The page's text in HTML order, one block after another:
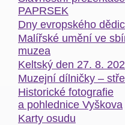
PAPRSEK
Dny evropského
Malířské umění ve
muzea
Keltský den 27. 8.
Muzejní dílničky –
Historické fotografie
a pohlednice Vyškova
Karty osudu